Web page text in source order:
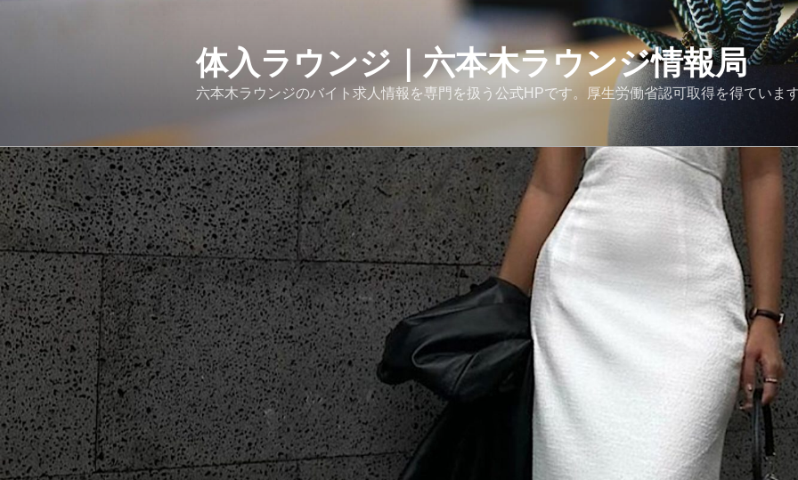
キ
ッ
プ
体入ラウンジ｜六本木ラウンジ情報局
六本木ラウンジのバイト求人情報を専門を扱う公式HPです。厚生労働省認可取得を得ていま